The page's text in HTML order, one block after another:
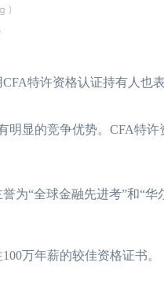
特许资格认证持有人也
显的竞争优势。CFA特许
“全球金融先进考”和“华
万年薪的较佳资格证书。